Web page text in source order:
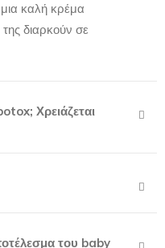
καλή κρέμα
διαρκούν σε
Χρειάζεται
του baby